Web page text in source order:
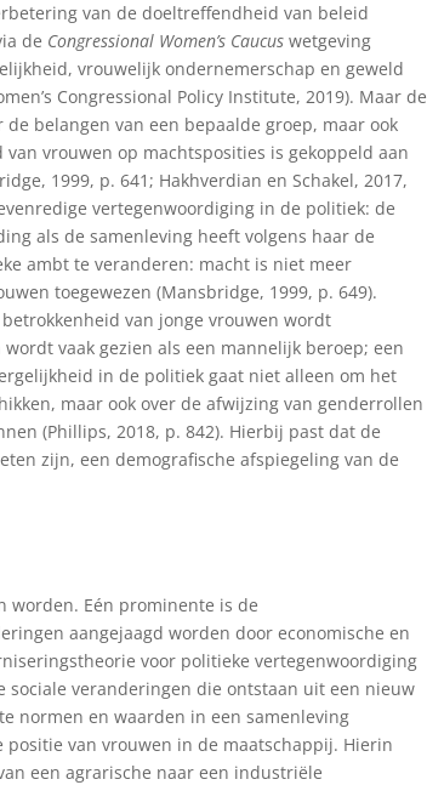
van de doeltreffendheid van beleid
de Congressional Women’s Caucus wetgeving
vrouwelijk ondernemerschap en geweld
Congressional Policy Institute, 2019). Maar de
belangen van een bepaalde groep, maar ook
vrouwen op machtsposities is gekoppeld aan
1999, p. 641; Hakhverdian en Schakel, 2017,
vertegenwoordiging in de politiek: de
als de samenleving heeft volgens haar de
ambt te veranderen: macht is niet meer
toegewezen (Mansbridge, 1999, p. 649).
van jonge vrouwen wordt
vaak gezien als een mannelijk beroep; een
in de politiek gaat niet alleen om het
maar ook over de afwijzing van genderrollen
(Phillips, 2018, p. 842). Hierbij past dat de
zijn, een demografische afspiegeling van de
worden. Eén prominente is de
aangejaagd worden door economische en
voor politieke vertegenwoordiging
sociale veranderingen die ontstaan uit een nieuw
normen en waarden in een samenleving
van vrouwen in de maatschappij. Hierin
een agrarische naar een industriële